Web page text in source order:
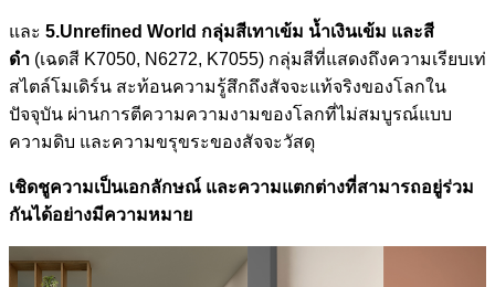
และ 5.Unrefined World กลุ่มสีเทาเข้ม นํ้าเงินเข้ม และสี
ดำ (เฉดสี K7050, N6272, K7055) กลุ่มสีที่แสดงถึงความเรียบเท่
สไตล์โมเดิร์น สะท้อนความรู้สึกถึงสัจจะแท้จริงของโลกใน
ปัจจุบัน ผ่านการตีความความงามของโลกที่ไม่สมบูรณ์แบบ
ความดิบ และความขรุขระของสัจจะวัสดุ
เชิดชูความเป็นเอกลักษณ์ และความแตกต่างที่สามารถอยู่ร่วม
กันได้อย่างมีความหมาย